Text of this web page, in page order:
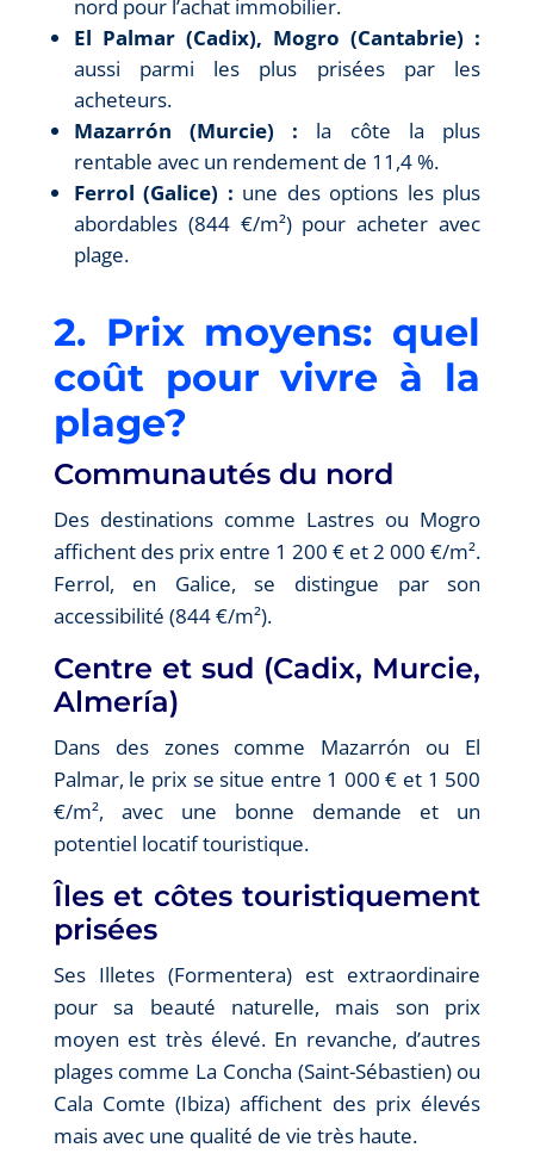
nord pour l’achat immobilier.
El Palmar (Cadix), Mogro (Cantabrie) :
aussi parmi les plus prisées par les
acheteurs.
Mazarrón (Murcie) : la côte la plus
rentable avec un rendement de 11,4 %.
Ferrol (Galice) : une des options les plus
abordables (844 €/m²) pour acheter avec
plage.
2. Prix moyens: quel
coût pour vivre à la
plage?
Communautés du nord
Des destinations comme Lastres ou Mogro
affichent des prix entre 1 200 € et 2 000 €/m².
Ferrol, en Galice, se distingue par son
accessibilité (844 €/m²).
Centre et sud (Cadix, Murcie,
Almería)
Dans des zones comme Mazarrón ou El
Palmar, le prix se situe entre 1 000 € et 1 500
€/m², avec une bonne demande et un
potentiel locatif touristique.
Îles et côtes touristiquement
prisées
Ses Illetes (Formentera) est extraordinaire
pour sa beauté naturelle, mais son prix
moyen est très élevé. En revanche, d’autres
plages comme La Concha (Saint-Sébastien) ou
Cala Comte (Ibiza) affichent des prix élevés
mais avec une qualité de vie très haute.